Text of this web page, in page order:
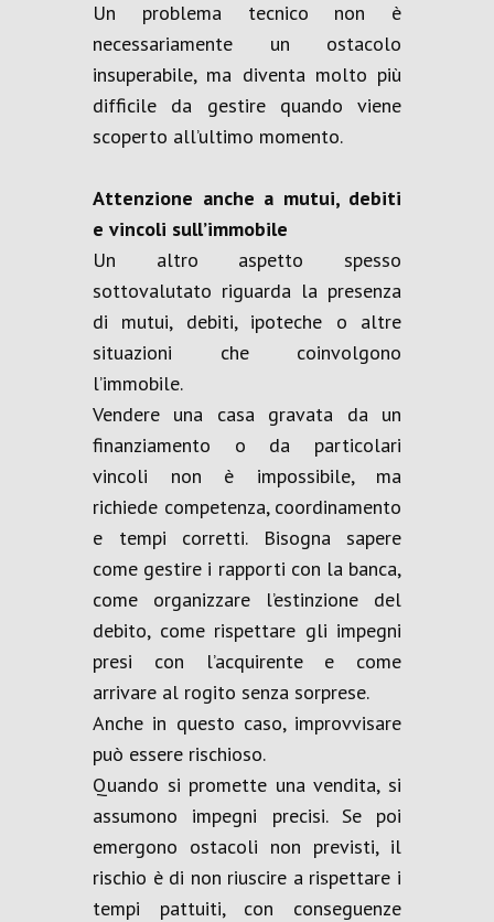
Un problema tecnico non è
necessariamente un ostacolo
insuperabile, ma diventa molto più
difficile da gestire quando viene
scoperto all’ultimo momento.
Attenzione anche a mutui, debiti
e vincoli sull’immobile
Un altro aspetto spesso
sottovalutato riguarda la presenza
di mutui, debiti, ipoteche o altre
situazioni che coinvolgono
l’immobile.
Vendere una casa gravata da un
finanziamento o da particolari
vincoli non è impossibile, ma
richiede competenza, coordinamento
e tempi corretti. Bisogna sapere
come gestire i rapporti con la banca,
come organizzare l’estinzione del
debito, come rispettare gli impegni
presi con l’acquirente e come
arrivare al rogito senza sorprese.
Anche in questo caso, improvvisare
può essere rischioso.
Quando si promette una vendita, si
assumono impegni precisi. Se poi
emergono ostacoli non previsti, il
rischio è di non riuscire a rispettare i
tempi pattuiti, con conseguenze